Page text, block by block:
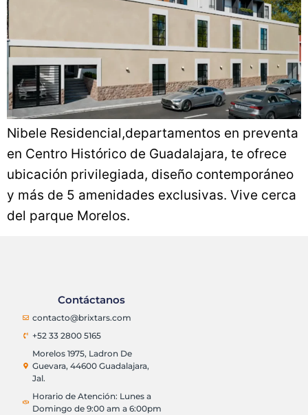
Nibele Residencial,departamentos en preventa
en Centro Histórico de Guadalajara, te ofrece
ubicación privilegiada, diseño contemporáneo
y más de 5 amenidades exclusivas. Vive cerca
del parque Morelos.
Contáctanos
contacto@brixtars.com
+52 33 2800 5165
Morelos 1975, Ladron De
Guevara, 44600 Guadalajara,
Jal.
Horario de Atención: Lunes a
Domingo de 9:00 am a 6:00pm